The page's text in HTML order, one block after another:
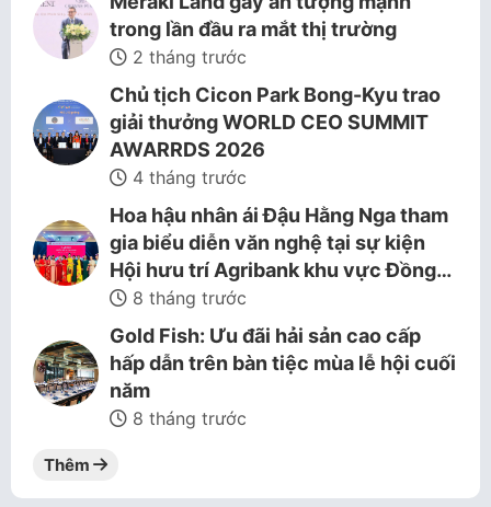
trong lần đầu ra mắt thị trường
2 tháng trước
Chủ tịch Cicon Park Bong-Kyu trao
giải thưởng WORLD CEO SUMMIT
AWARRDS 2026
4 tháng trước
Hoa hậu nhân ái Đậu Hằng Nga tham
gia biểu diễn văn nghệ tại sự kiện
Hội hưu trí Agribank khu vực Đồng…
8 tháng trước
Gold Fish: Ưu đãi hải sản cao cấp
hấp dẫn trên bàn tiệc mùa lễ hội cuối
năm
8 tháng trước
Thêm